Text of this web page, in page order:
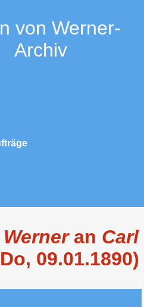
von Werner-
Archiv
an Carl
09.01.1890)